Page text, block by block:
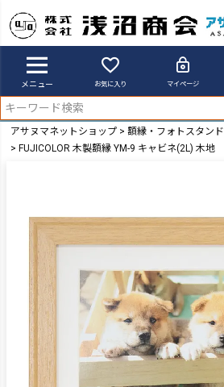
メニュー お気に入り マイページ
アサヌマネットショップ 額縁・フォトスタンド
FUJICOLOR 木製額縁 YM-9 キャビネ(2L) 木地